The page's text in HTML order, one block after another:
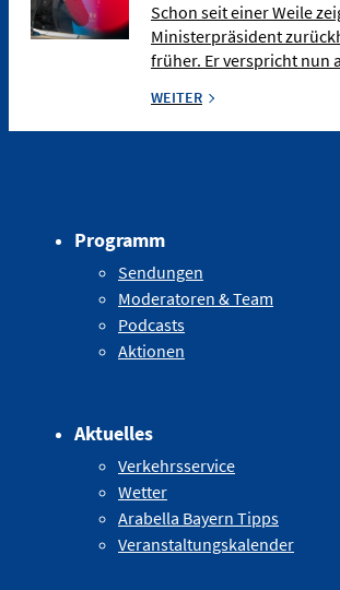
Schon seit einer Weile
Ministerpräsident
früher. Er verspricht nun
WEITER
Programm
Sendungen
Moderatoren & Team
Podcasts
Aktionen
Aktuelles
Verkehrsservice
Wetter
Arabella Bayern Tipps
Veranstaltungskalender